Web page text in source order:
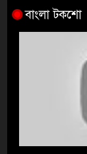
বাংলা টকশো